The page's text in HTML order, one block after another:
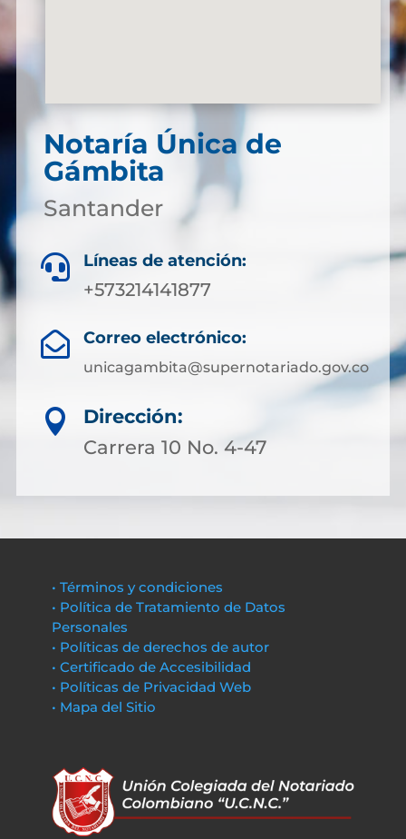
Notaría Única de
Gámbita
Santander
 Líneas de atención:
+573214141877
 Correo electrónico:
unicagambita@supernotariado.gov.co

Dirección:
Carrera 10 No. 4-47
• Términos y condiciones
• Política de Tratamiento de Datos
Personales
• Políticas de derechos de autor
• Certificado de Accesibilidad
• Políticas de Privacidad Web
• Mapa del Sitio